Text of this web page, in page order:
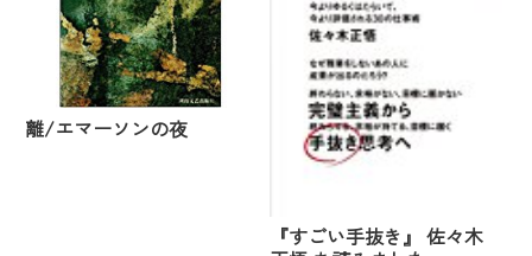
離/エマーソンの夜
『すごい手抜き』 佐々木